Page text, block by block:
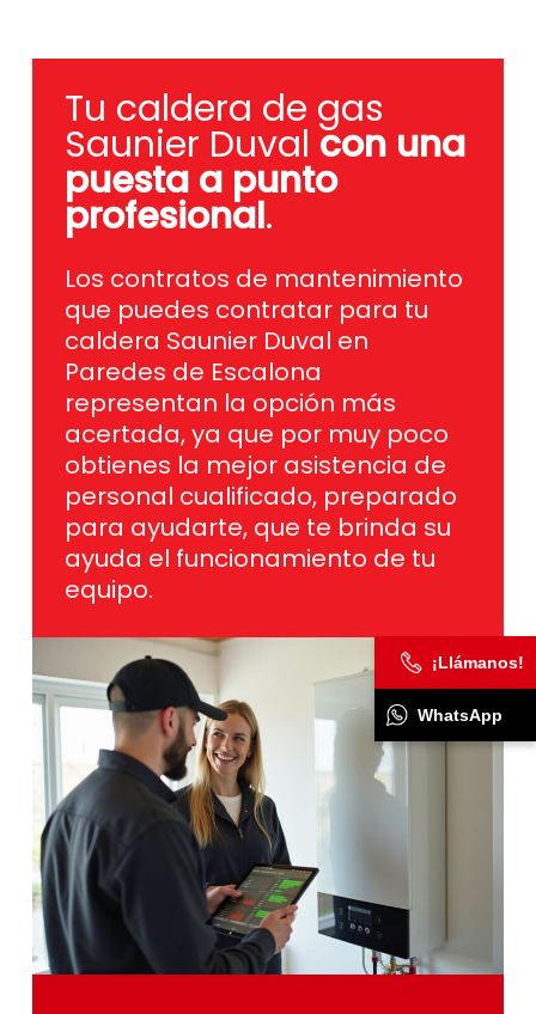
Tu caldera de gas
Saunier Duval con una
puesta a punto
profesional.
Los contratos de mantenimiento
que puedes contratar para tu
caldera Saunier Duval en
Paredes de Escalona
representan la opción más
acertada, ya que por muy poco
obtienes la mejor asistencia de
personal cualificado, preparado
para ayudarte, que te brinda su
ayuda el funcionamiento de tu
equipo.
¡Llámanos!
WhatsApp